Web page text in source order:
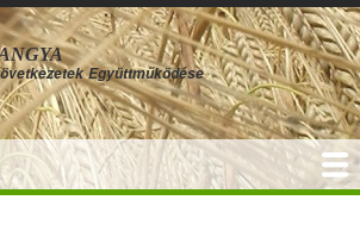
Ugrás
a
tartalomra
Együttműködése